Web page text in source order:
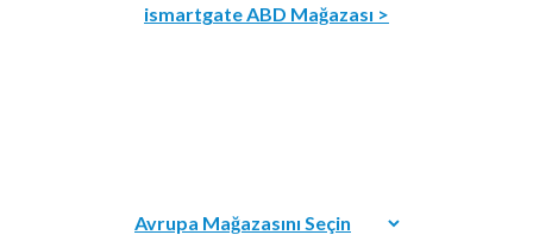
ismartgate ABD Mağazası >